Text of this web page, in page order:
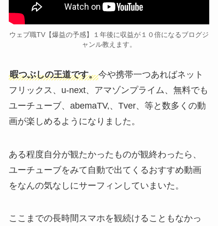
ウェブ職TV【爆益の予感】１年後に収益が１０倍になるブログジ
ャンル教えます。
暇つぶしの王道です。今や携帯一つあればネット
フリックス、u-next、アマゾンプライム、無料でも
ユーチューブ、abemaTV,、Tver、等と数多くの動
画が楽しめるようになりました。
ある程度自分が観たかったものが観終わったら、
ユーチューブをみて自動で出てくるおすすめ動画
をなんの気なしにサーフィンしていまいた。
ここまでの長時間スマホを観続けることもなかっ